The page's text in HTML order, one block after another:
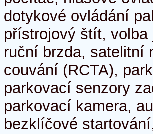
dotykové ovládání
přístrojový štít,
ruční brzda, satelitní
couvání (RCTA),
parkovací senzory
parkovací kamera,
bezklíčové